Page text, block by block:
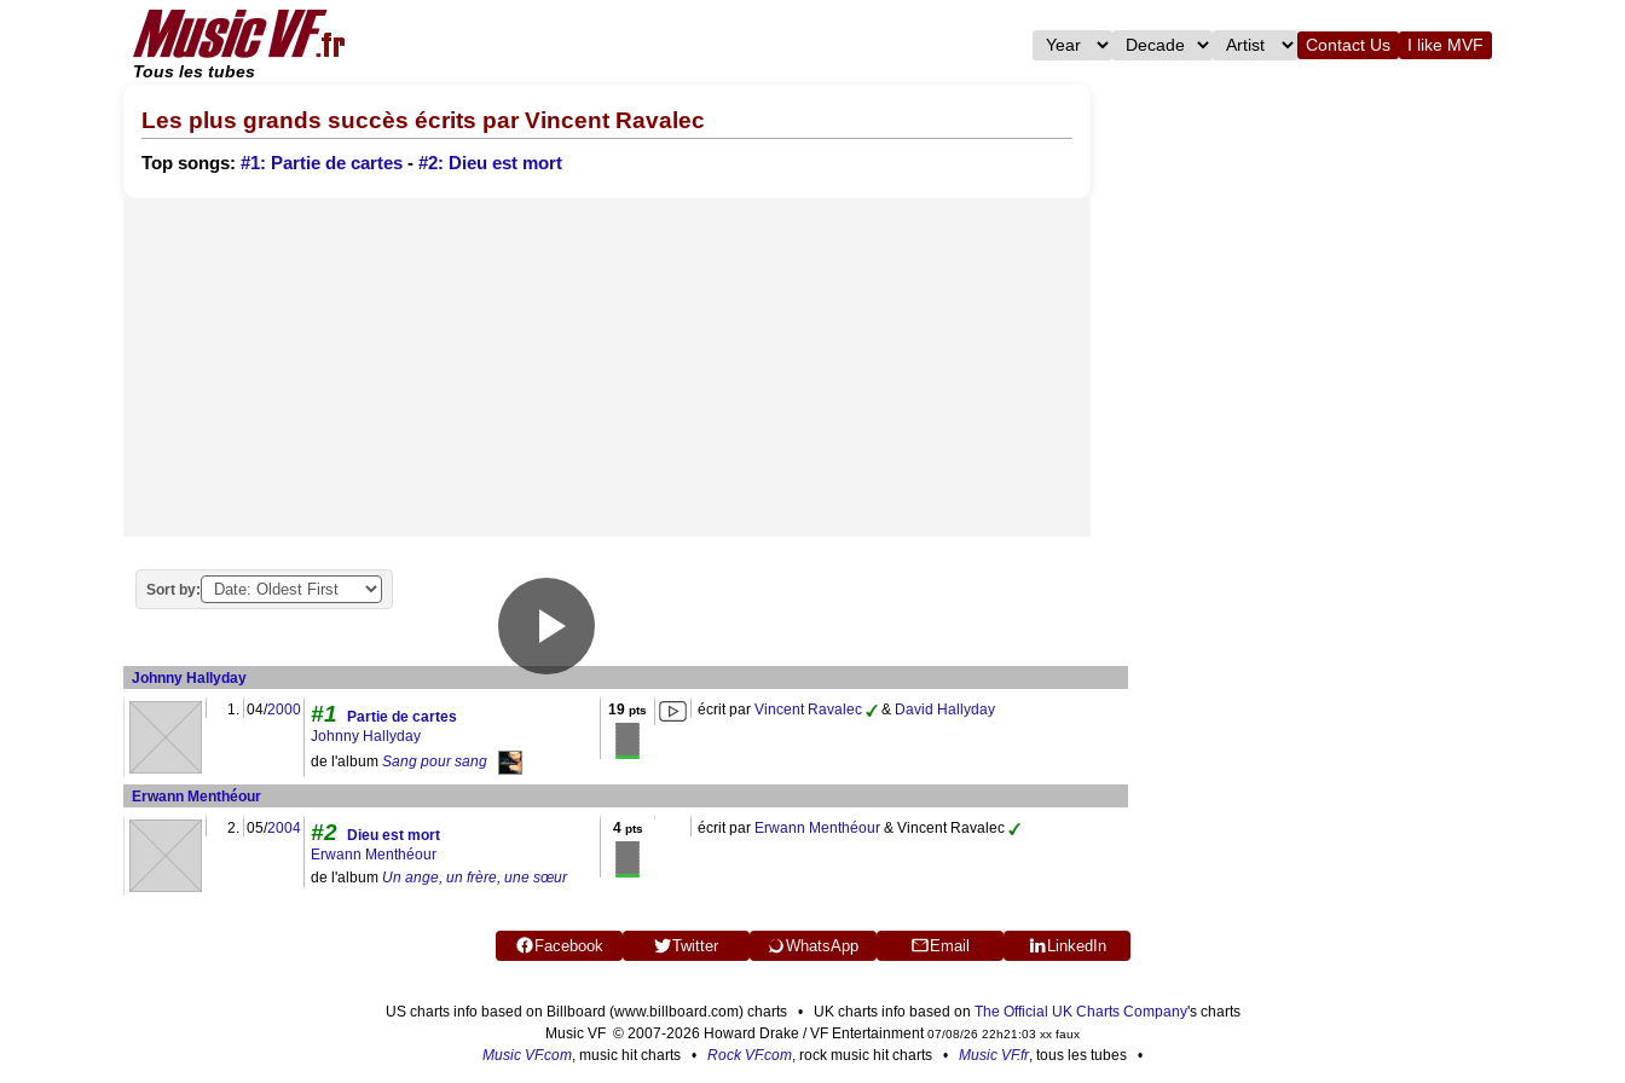
Tous les tubes
Contact Us I like MVF
Les plus grands succès écrits par Vincent Ravalec
Top songs: #1: Partie de cartes - #2: Dieu est mort
Sort by:
Johnny Hallyday
1. 04/2000 #1
Partie de cartes
Johnny Hallyday
de l'album Sang pour sang
19 pts écrit par Vincent Ravalec & David Hallyday
Erwann Menthéour
2. 05/2004 #2 Dieu est mort
Erwann Menthéour
de l'album Un ange, un frère, une sœur
4pts écrit par Erwann Menthéour & Vincent Ravalec
Facebook Twitter WhatsApp Email LinkedIn
US charts info based on Billboard (www.billboard.com) charts • UK charts info based on The Official UK Charts Company's charts
Music VF © 2007-2026 Howard Drake / VF Entertainment07/08/26 22h21:03 xx faux
Music VF.com, music hit charts • Rock VF.com, rock music hit charts • Music VF.fr, tous les tubes •